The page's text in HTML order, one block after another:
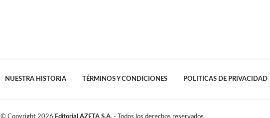
NUESTRA HISTORIA TÉRMINOS Y CONDICIONES POLITICAS DE PRIVACIDAD
© Copyright 2026 Editorial AZETA S.A. - Todos los derechos reservados